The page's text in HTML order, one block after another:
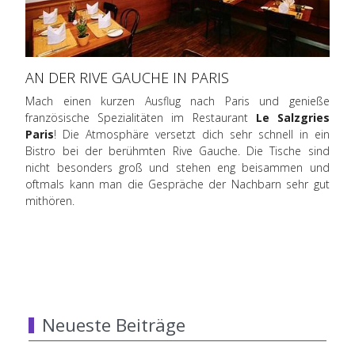
AN DER RIVE GAUCHE IN PARIS
Mach einen kurzen Ausflug nach Paris und genieße
französische Spezialitäten im Restaurant Le Salzgries
Paris! Die Atmosphäre versetzt dich sehr schnell in ein
Bistro bei der berühmten Rive Gauche. Die Tische sind
nicht besonders groß und stehen eng beisammen und
oftmals kann man die Gespräche der Nachbarn sehr gut
mithören.
Neueste Beiträge